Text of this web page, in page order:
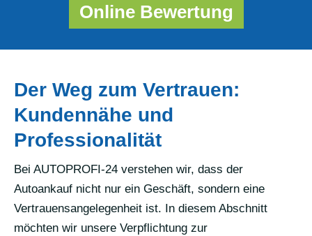
Online Bewertung
Der Weg zum Vertrauen:
Kundennähe und
Professionalität
Bei AUTOPROFI-24 verstehen wir, dass der
Autoankauf nicht nur ein Geschäft, sondern eine
Vertrauensangelegenheit ist. In diesem Abschnitt
möchten wir unsere Verpflichtung zur